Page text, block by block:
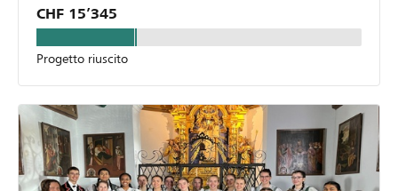
CHF 15’345
Progetto riuscito